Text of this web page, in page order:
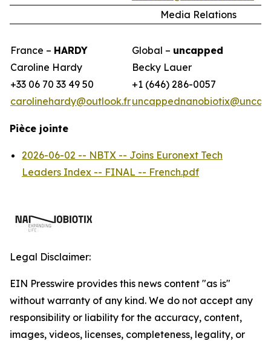
Media Relations
France – HARDY
Caroline Hardy
+33 06 70 33 49 50
carolinehardy@outlook.fr
Global – uncapped
Becky Lauer
+1 (646) 286-0057
Pièce jointe
2026-06-02 -- NBTX -- Joins Euronext Tech
Leaders Index -- FINAL -- French.pdf
Legal Disclaimer:
EIN Presswire provides this news content "as is"
without warranty of any kind. We do not accept any
responsibility or liability for the accuracy, content,
images, videos, licenses, completeness, legality, or